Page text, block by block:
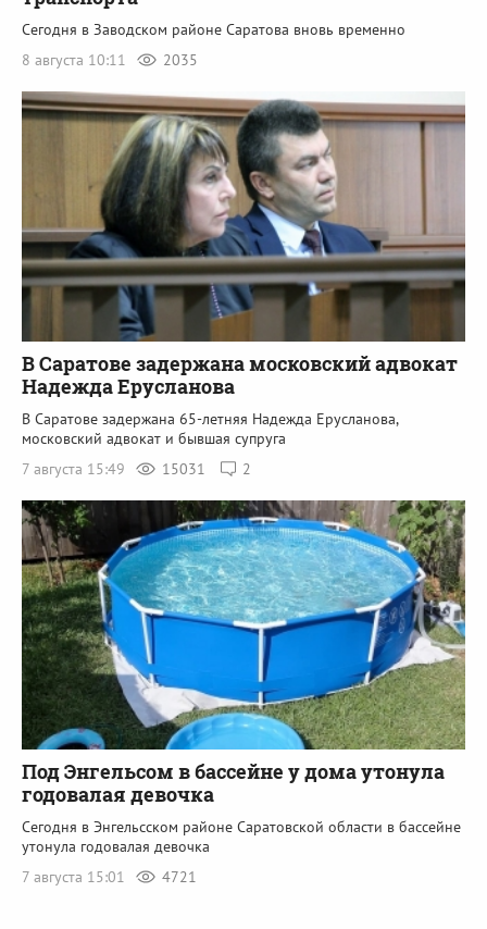
Сегодня в Заводском районе Саратова вновь временно
8 августа 10:11
2035
В Саратове задержана московский адвокат
Надежда Ерусланова
В Саратове задержана 65-летняя Надежда Ерусланова,
московский адвокат и бывшая супруга
7 августа 15:49
15031 2
Под Энгельсом в бассейне у дома утонула
годовалая девочка
Сегодня в Энгельсском районе Саратовской области в бассейне
утонула годовалая девочка
7 августа 15:01
4721